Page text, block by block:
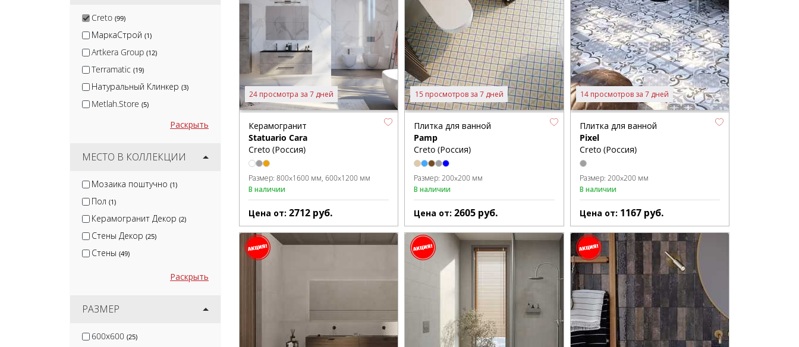
Creto (99)
МаркаСтрой (1)
Artkera Group (12)
Terramatic (19)
Натуральный Клинкер (3)
Metlah.Store (5)
Cersanit (155)
Global Tile
Gracia Ceramica
Раскрыть
МЕСТО В КОЛЛЕКЦИИ
Мозаика поштучно (1)
Пол (1)
Керамогранит Декор (2)
Стены Декор (25)
Стены (49)
Раскрыть
РАЗМЕР
600x600 (25)
24 просмотра за 7 дней
Керамогранит
Statuario Cara
Creto (Россия)
Размер: 800x1600 мм 600x1200 мм
В наличии
Цена от: 2712 руб.
15 просмотров за 7 дней
Плитка для ванной
Pamp
Creto (Россия)
Размер:200x200 мм
В наличии
Цена от:2605 руб.
14 просмотров за 7 дней
Плитка для ванной
Pixel
Creto (Россия)
Размер: 200x200 мм
В наличии
Цена от: 1167 руб.